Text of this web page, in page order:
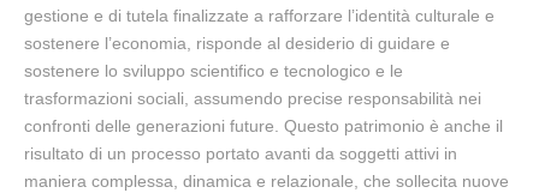
gestione e di tutela finalizzate a rafforzare l’identità culturale e
sostenere l’economia, risponde al desiderio di guidare e
sostenere lo sviluppo scientifico e tecnologico e le
trasformazioni sociali, assumendo precise responsabilità nei
confronti delle generazioni future. Questo patrimonio è anche il
risultato di un processo portato avanti da soggetti attivi in
maniera complessa, dinamica e relazionale, che sollecita nuove